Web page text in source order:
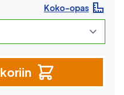
Koko-opas